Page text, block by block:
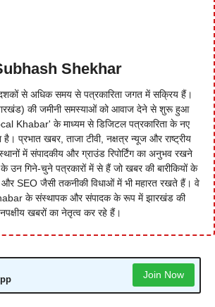
Shekhar
से अधिक समय से पत्रकारिता जगत में सक्रिय हैं।
की जमीनी समस्याओं को आवाज देने से शुरू हुआ
Khabar' के माध्यम से डिजिटल पत्रकारिता के नए
प्रभात खबर, ताजा टीवी, नक्षत्र न्यूज और राष्ट्रीय
में संपादकीय और ग्राउंड रिपोर्टिंग का अनुभव रखने
उन गिने-चुने पत्रकारों में से हैं जो खबर की बारीकियों के
और SEO जैसी तकनीकी विधाओं में भी महारत रखते हैं। वे
के संस्थापक और संपादक के रूप में झारखंड की
खबरों का नेतृत्व कर रहे हैं।
Join Now